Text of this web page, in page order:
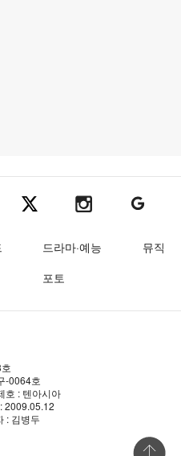
페이스북
텐아시아 엑스텐아시아 인스타그램
텐아시아
드라마·예능
뮤직
포토
-0064호
호 : 텐아시아
2009.05.12
: 김병두
상단 바로